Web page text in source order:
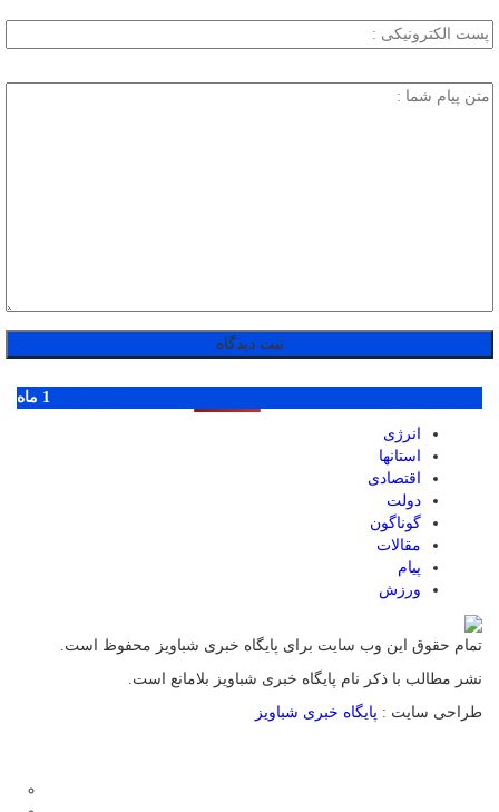
1 ماه
انرژی
استانها
اقتصادی
دولت
گوناگون
مقالات
پیام
ورزش
تمام حقوق این وب سایت برای پایگاه خبری شباویز محفوظ است.
نشر مطالب با ذکر نام پایگاه خبری شباویز بلامانع است.
طراحی سایت : پایگاه خبری شباویز